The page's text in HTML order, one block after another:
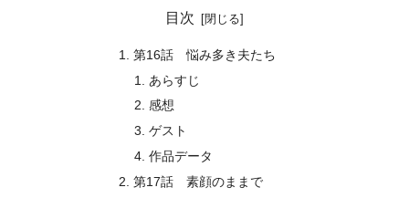
目次
第16話 悩み多き夫たち
あらすじ
感想
ゲスト
作品データ
第17話 素顔のままで